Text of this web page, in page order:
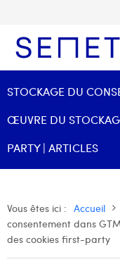
Publicité Digitale
Digital Business
Formations
Qui sommes-nous ?
Notre histoire
Anouk Allegaert
Nos valeurs
Ressources
Présentations et Cas
Rejoignez-nous
STOCKAGE DU
ŒUVRE DU
PARTY | ARTICLES
Vous êtes ici : Accueil
consentement dans
des cookies first-party